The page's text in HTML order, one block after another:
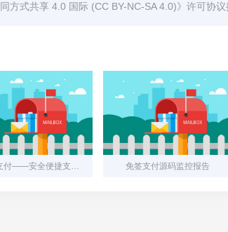
方式共享 4.0 国际 (CC BY-NC-SA 4.0)》许可协议
首信易支付——安全便捷支付助手 免签支付源码监控报告